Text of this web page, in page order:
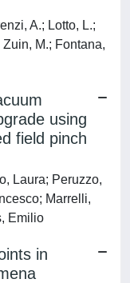
A.; Lotto, L.;
M.; Fontana,
using
field pinch
Laura; Peruzzo,
Marrelli,
Emilio
in